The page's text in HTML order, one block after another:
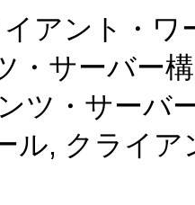
アント・
・サーバー
ツ・サーバ
ル, クライ